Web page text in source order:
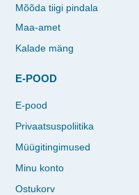
Mõõda tiigi pindala
Maa-amet
Kalade mäng
E-POOD
E-pood
Privaatsuspoliitika
Müügitingimused
Minu konto
Ostukorv